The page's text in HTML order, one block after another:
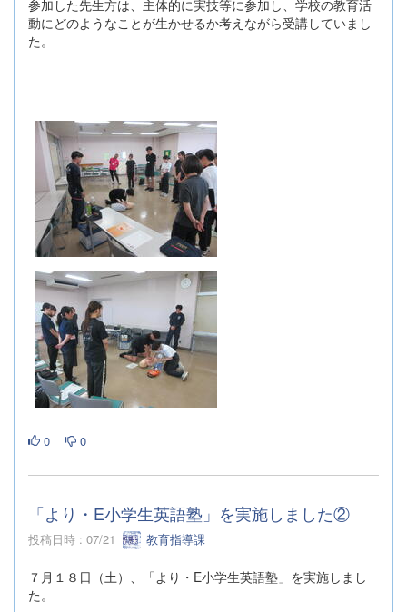
参加した先生方は、主体的に実技等に参加し、学校の教育活
動にどのようなことが生かせるか考えながら受講していまし
た。
0 0
「より・E小学生英語塾」を実施しました②
投稿日時 : 07/21 教育指導課
７月１８日（土）、「より・E小学生英語塾」を実施しまし
た。